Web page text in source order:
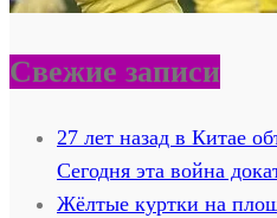
Свежие записи
27 лет назад в Китае
Сегодня эта война
Жёлтые куртки на